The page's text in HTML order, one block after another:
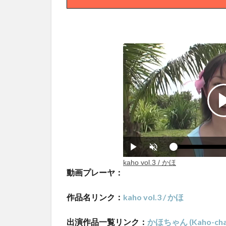
動画プレーヤ：
作品名リンク： kaho vol.3 / かほ
出演作品一覧リンク： かほちゃん (Kaho-